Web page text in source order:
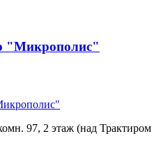
"Микрополис"
97, 2 этаж (над Трактиром